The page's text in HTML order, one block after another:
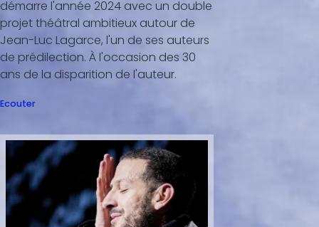
démarre l'année 2024 avec un double
projet théâtral ambitieux autour de
Jean-Luc Lagarce, l'un de ses auteurs
de prédilection. À l'occasion des 30
ans de la disparition de l'auteur.
Ecouter